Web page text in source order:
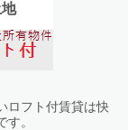
ロフト付賃貸は快
。